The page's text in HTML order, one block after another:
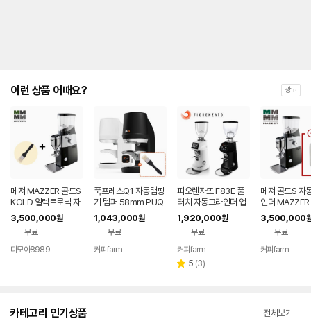
이런 상품 어때요? 광고
메져 MAZZER 콜드S
KOLD 일렉트로닉 자
동그라인더 (최신형)
3,500,000원
무료
다모아8989
푹프레스Q1 자동탬핑
기 템퍼 58mm PUQ
1,043,000원
무료
커피farm
피오렌자또 F83E 풀
터치 자동그라인더 업
소용 전자동 83mm
1,920,000원
무료
커피farm
별 5 리
(3)
메져 콜드S 자
인더
S 코니컬칼날
(+그라인더클
3,500,000
무료
커피farm
카테고리 인기상품 전체보기